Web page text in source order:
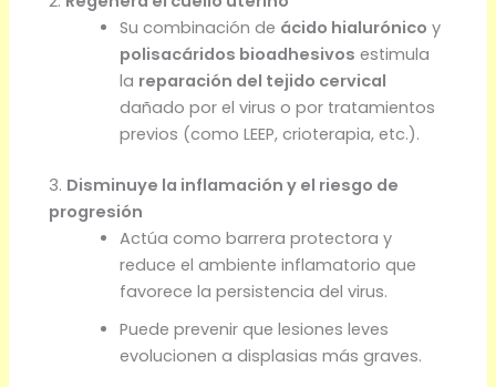
Su combinación de ácido hialurónico y
polisacáridos bioadhesivos estimula
la reparación del tejido cervical
dañado por el virus o por tratamientos
previos (como LEEP, crioterapia, etc.).
3. Disminuye la inflamación y el riesgo de
progresión
Actúa como barrera protectora y
reduce el ambiente inflamatorio que
favorece la persistencia del virus.
Puede prevenir que lesiones leves
evolucionen a displasias más graves.